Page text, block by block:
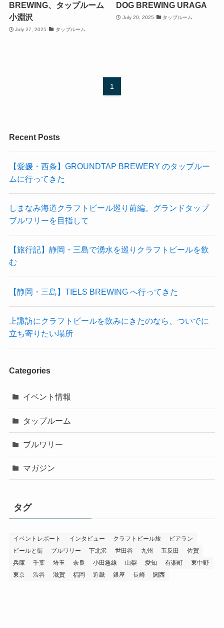
BREWING、タップルーム
小淵沢
July 27, 2025 タップルーム
DOG BREWING URAGA
July 20, 2025 タップルーム
1
Recent Posts
【愛媛・西条】GROUNDTAP BREWERY のタップルー
ムに行ってきた
しまなみ海道クラフトビール巡り前編。グランドタップ
ブルワリーを目指して
【旅行記】静岡・三島で湧水を巡りクラフトビールを飲
む
【静岡・三島】TIELS BREWING へ行ってきた
上諏訪にクラフトビールを飲みにきたのなら、ついでに
立ち寄りたい場所
Categories
イベント情報
タップルーム
ブルワリー
マガジン
タグ
イベントレポート インタビュー クラフトビール旅
ビアラン
ビールと街
ブルワリー 下北沢 世田谷 九州 五反田
佐賀
兵庫
千葉 埼玉 奈良 小田急線 山梨 愛知 有楽町
東中野
東京
渋谷 滋賀 福岡 近畿 銀座 長崎 関西